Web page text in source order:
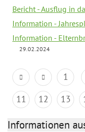
Bericht - Ausflug in
Information -
Information -
29.02.2024
1
11
12 13
Informationen